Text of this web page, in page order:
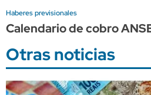
Haberes previsionales
Calendario de cobro
Otras noticias